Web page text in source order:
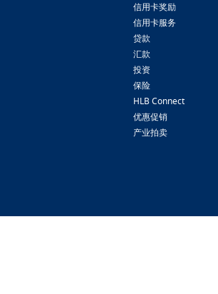
信用卡奖励
信用卡服务
贷款
汇款
投资
保险
HLB Connect
优惠促销
产业拍卖